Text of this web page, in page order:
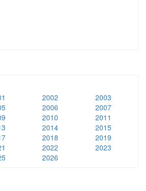
2002
2003
2006
2007
2010
2011
2014
2015
2018
2019
2022
2023
2026